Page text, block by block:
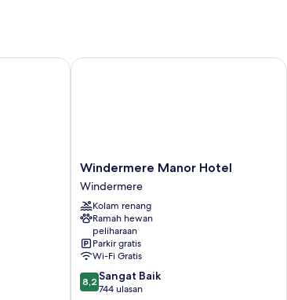
Windermere
Manor
Hotel
Windermere
Windermere Manor Hotel
Windermere
Kolam renang
Ramah hewan
peliharaan
Parkir gratis
Wi-Fi Gratis
8.2
dari
8,2 Sangat Baik
744 ulasan
Windermere Manor Hotel